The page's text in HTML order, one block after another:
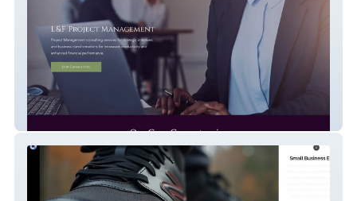
L&F Project Management